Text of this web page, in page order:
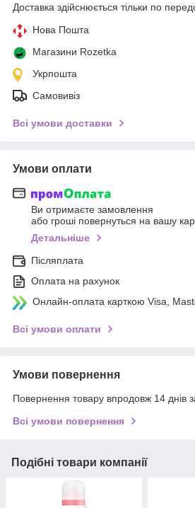
Доставка здійснюється тільки по
Нова Пошта
Магазини Rozetka
Укрпошта
Самовивіз
Всі умови доставки
Умови оплати
Ви отримаєте замовлення
або гроші повернуться на вашу
Детальніше
Післяплата
Оплата на рахунок
Онлайн-оплата карткою Visa,
Всі умови оплати
Умови повернення
Повернення товару впродовж 14 днів
Всі умови повернення
Подібні товари компанії